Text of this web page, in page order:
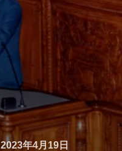
投
2023年4月19日